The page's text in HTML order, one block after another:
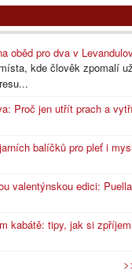
oběd pro dva v
kde člověk zpomalí
Proč jen utřít prach a
balíčků pro pleť i
valentýnskou edici:
kabátě: tipy, jak si